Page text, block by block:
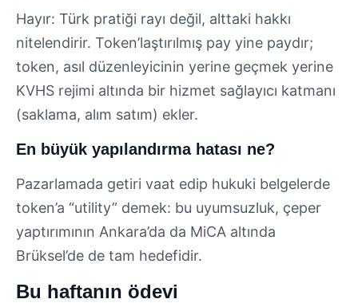
Hayır: Türk pratiği rayı değil, alttaki hakkı
nitelendirir. Token’laştırılmış pay yine paydır;
token, asıl düzenleyicinin yerine geçmek yerine
KVHS rejimi altında bir hizmet sağlayıcı katmanı
(saklama, alım satım) ekler.
En büyük yapılandırma hatası ne?
Pazarlamada getiri vaat edip hukuki belgelerde
token’a “utility” demek: bu uyumsuzluk, çeper
yaptırımının Ankara’da da MiCA altında
Brüksel’de de tam hedefidir.
Bu haftanın ödevi